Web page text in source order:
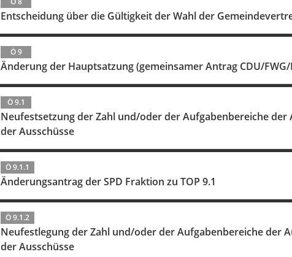
Entscheidung über die Gültigkeit der Wahl der
Ö 9
Änderung der Hauptsatzung (gemeinsamer Antrag CDU/
Ö 9.1
Neufestsetzung der Zahl und/oder der Aufgabenbereiche
der Ausschüsse
Ö 9.1.1
Änderungsantrag der SPD Fraktion zu TOP 9.1
Ö 9.1.2
Neufestlegung der Zahl und/oder der Aufgabenbereiche der
der Ausschüsse